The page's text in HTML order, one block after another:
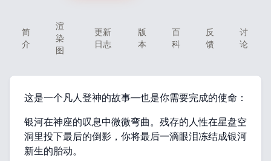
简
介
渲
染
图
更新
日志
版
本
百
科
反
馈
讨
论
这是一个凡人登神的故事—也是你需要完成的使命：
银河在神座的叹息中微微弯曲。残存的人性在星盘空
洞里投下最后的倒影，你将最后一滴眼泪冻结成银河
新生的胎动。